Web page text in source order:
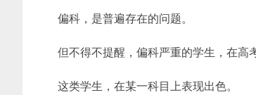
偏科，是普遍存在的问题。
但不得不提醒，偏科严重的学生，在高
这类学生，在某一科目上表现出色。